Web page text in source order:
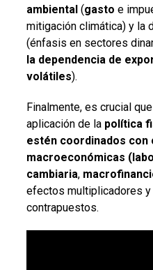
ambiental(gasto e
mitigación climática) y la
(énfasis en sectores
la dependencia de
volátiles).
Finalmente, es crucial
aplicación de la política
estén coordinados con
macroeconómicas
cambiaria,
efectos multiplicadores
contrapuestos.